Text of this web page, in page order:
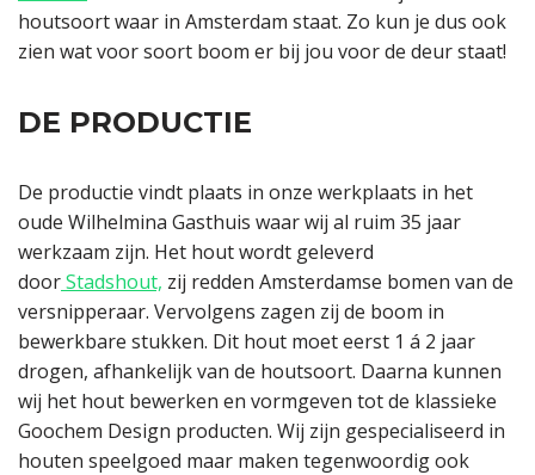
houtsoort waar in Amsterdam staat. Zo kun je dus ook
zien wat voor soort boom er bij jou voor de deur staat!
DE PRODUCTIE
De productie vindt plaats in onze werkplaats in het
oude Wilhelmina Gasthuis waar wij al ruim 35 jaar
werkzaam zijn. Het hout wordt geleverd
doorStadshout, zij redden Amsterdamse bomen van de
versnipperaar. Vervolgens zagen zij de boom in
bewerkbare stukken. Dit hout moet eerst 1 á 2 jaar
drogen, afhankelijk van de houtsoort. Daarna kunnen
wij het hout bewerken en vormgeven tot de klassieke
Goochem Design producten. Wij zijn gespecialiseerd in
houten speelgoed maar maken tegenwoordig ook